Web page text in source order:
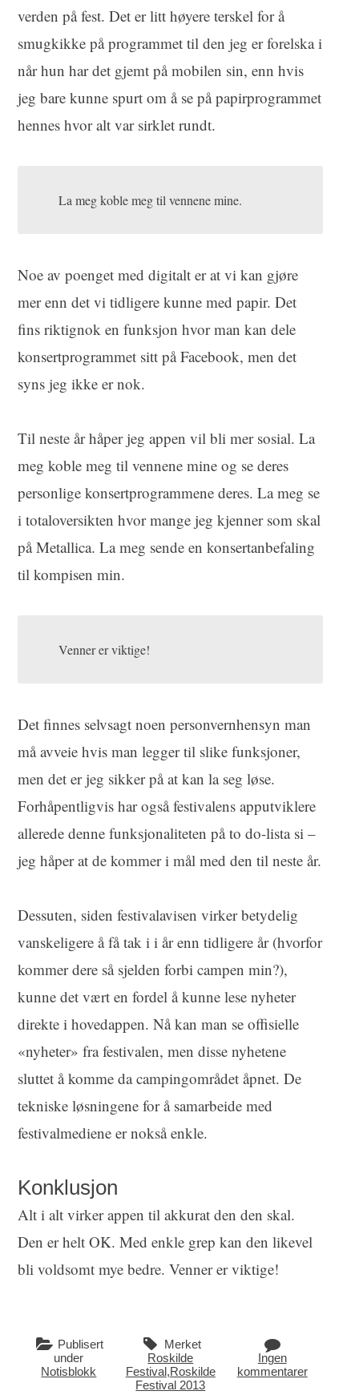
verden på fest. Det er litt høyere terskel for å
smugkikke på programmet til den jeg er forelska i
når hun har det gjemt på mobilen sin, enn hvis
jeg bare kunne spurt om å se på papirprogrammet
hennes hvor alt var sirklet rundt.
La meg koble meg til vennene mine.
Noe av poenget med digitalt er at vi kan gjøre
mer enn det vi tidligere kunne med papir. Det
fins riktignok en funksjon hvor man kan dele
konsertprogrammet sitt på Facebook, men det
syns jeg ikke er nok.
Til neste år håper jeg appen vil bli mer sosial. La
meg koble meg til vennene mine og se deres
personlige konsertprogrammene deres. La meg se
i totaloversikten hvor mange jeg kjenner som skal
på Metallica. La meg sende en konsertanbefaling
til kompisen min.
Venner er viktige!
Det finnes selvsagt noen personvernhensyn man
må avveie hvis man legger til slike funksjoner,
men det er jeg sikker på at kan la seg løse.
Forhåpentligvis har også festivalens apputviklere
allerede denne funksjonaliteten på to do-lista si –
jeg håper at de kommer i mål med den til neste år.
Dessuten, siden festivalavisen virker betydelig
vanskeligere å få tak i i år enn tidligere år (hvorfor
kommer dere så sjelden forbi campen min?),
kunne det vært en fordel å kunne lese nyheter
direkte i hovedappen. Nå kan man se offisielle
«nyheter» fra festivalen, men disse nyhetene
sluttet å komme da campingområdet åpnet. De
tekniske løsningene for å samarbeide med
festivalmediene er nokså enkle.
Konklusjon
Alt i alt virker appen til akkurat den den skal.
Den er helt OK. Med enkle grep kan den likevel
bli voldsomt mye bedre. Venner er viktige!
Publisert
under
Notisblokk
Merket
Roskilde
Festival,Roskilde
Festival 2013
Ingen
kommentarer